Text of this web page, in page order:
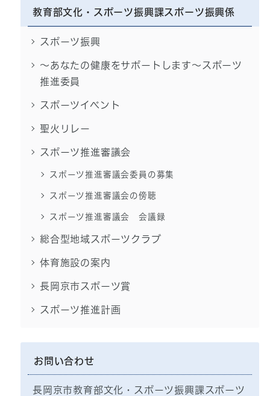
教育部文化・スポーツ振興課スポーツ振興係
スポーツ振興
～あなたの健康をサポートします～スポーツ
推進委員
スポーツイベント
聖火リレー
スポーツ推進審議会
スポーツ推進審議会委員の募集
スポーツ推進審議会の傍聴
スポーツ推進審議会 会議録
総合型地域スポーツクラブ
体育施設の案内
長岡京市スポーツ賞
スポーツ推進計画
お問い合わせ
長岡京市教育部文化・スポーツ振興課スポーツ